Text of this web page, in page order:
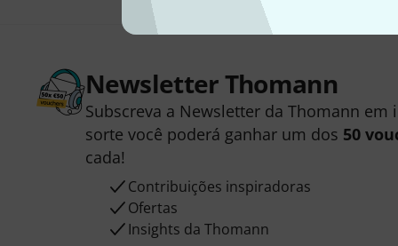
Newsletter Thomann
Subscreva a Newsletter da Thomann
sorte você poderá ganhar um dos 50
cada!
Contribuições inspiradoras
Ofertas
Insights da Thomann